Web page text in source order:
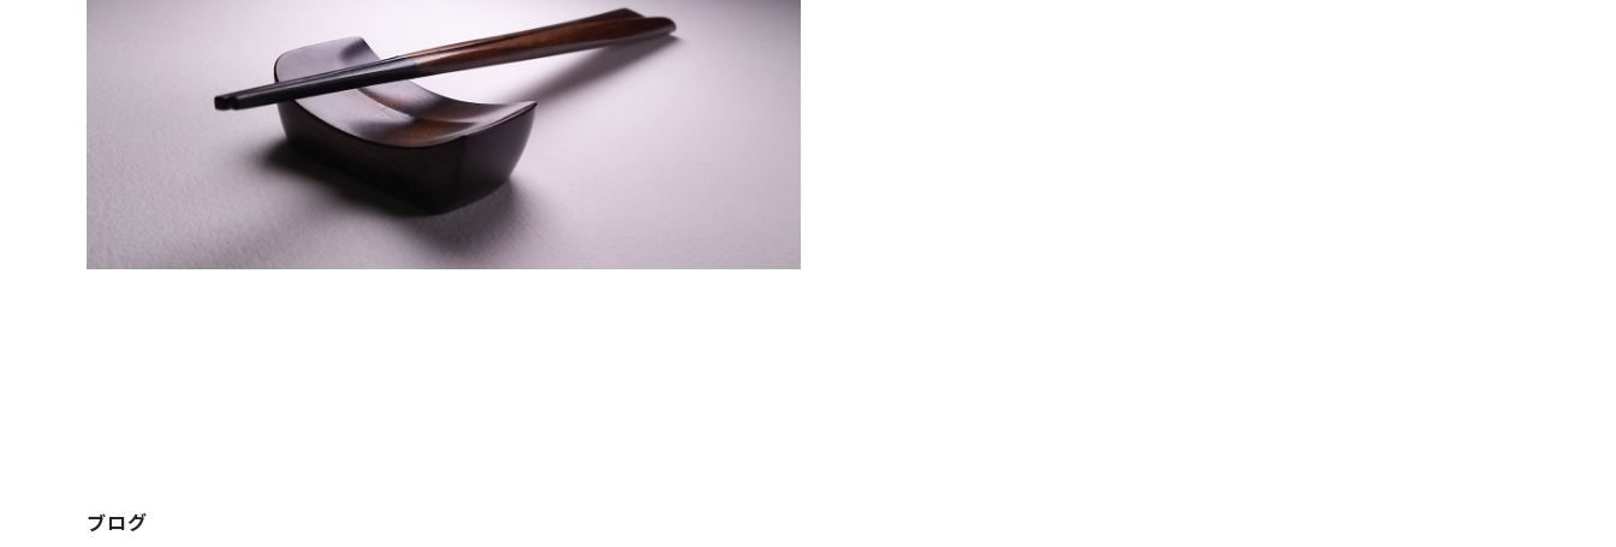
食卓オブジェ 浮箸(ふうと) 拭き漆のお箸 Bold
¥14,300
ブログ